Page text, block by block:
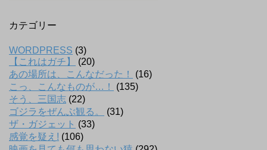
カテゴリー
WORDPRESS (3)
【これはガチ】
(20)
あの場所は、こんなだった！
(16)
こっ、こんなものが…！
(135)
そう、三国志 (22)
ゴジラをぜんぶ観る。
(31)
ザ・ガジェット (33)
感覚を疑え! (106)